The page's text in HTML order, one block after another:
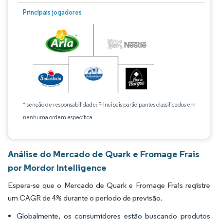
Principais jogadores
*Isenção de responsabilidade: Principais participantes classificados em
nenhuma ordem específica
Análise do Mercado de Quark e Fromage Frais
por Mordor Intelligence
Espera-se que o Mercado de Quark e Fromage Frais registre
um CAGR de 4% durante o período de previsão.
Globalmente, os consumidores estão buscando produtos